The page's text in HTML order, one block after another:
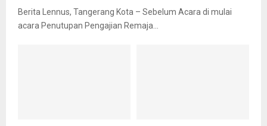
Berita Lennus, Tangerang Kota – Sebelum Acara di mulai
acara Penutupan Pengajian Remaja...